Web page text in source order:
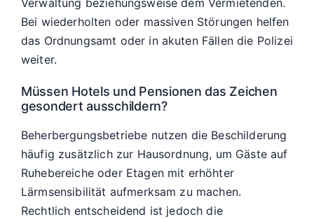
Verwaltung beziehungsweise dem Vermietenden.
Bei wiederholten oder massiven Störungen helfen
das Ordnungsamt oder in akuten Fällen die Polizei
weiter.
Müssen Hotels und Pensionen das Zeichen
gesondert ausschildern?
Beherbergungsbetriebe nutzen die Beschilderung
häufig zusätzlich zur Hausordnung, um Gäste auf
Ruhebereiche oder Etagen mit erhöhter
Lärmsensibilität aufmerksam zu machen.
Rechtlich entscheidend ist jedoch die